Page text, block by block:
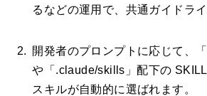
るなどの運用で、共通ガイドラ
開発者のプロンプトに応じて、
や「.claude/skills」配下の
スキルが自動的に選ばれます。